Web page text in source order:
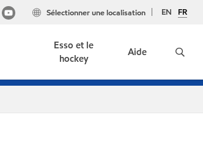
EN FR
Sélectionner une localisation
Esso et le
hockey
Aide